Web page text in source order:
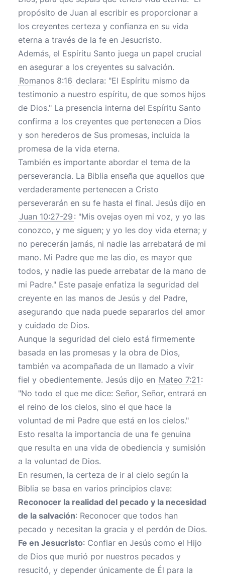
propósito de Juan al escribir es proporcionar a
los creyentes certeza y confianza en su vida
eterna a través de la fe en Jesucristo.
Además, el Espíritu Santo juega un papel crucial
en asegurar a los creyentes su salvación.
Romanos 8:16 declara: "El Espíritu mismo da
testimonio a nuestro espíritu, de que somos hijos
de Dios." La presencia interna del Espíritu Santo
confirma a los creyentes que pertenecen a Dios
y son herederos de Sus promesas, incluida la
promesa de la vida eterna.
También es importante abordar el tema de la
perseverancia. La Biblia enseña que aquellos que
verdaderamente pertenecen a Cristo
perseverarán en su fe hasta el final. Jesús dijo en
Juan 10:27-29 : "Mis ovejas oyen mi voz, y yo las
conozco, y me siguen; y yo les doy vida eterna; y
no perecerán jamás, ni nadie las arrebatará de mi
mano. Mi Padre que me las dio, es mayor que
todos, y nadie las puede arrebatar de la mano de
mi Padre." Este pasaje enfatiza la seguridad del
creyente en las manos de Jesús y del Padre,
asegurando que nada puede separarlos del amor
y cuidado de Dios.
Aunque la seguridad del cielo está firmemente
basada en las promesas y la obra de Dios,
también va acompañada de un llamado a vivir
fiel y obedientemente. Jesús dijo en Mateo 7:21 :
"No todo el que me dice: Señor, Señor, entrará en
el reino de los cielos, sino el que hace la
voluntad de mi Padre que está en los cielos."
Esto resalta la importancia de una fe genuina
que resulta en una vida de obediencia y sumisión
a la voluntad de Dios.
En resumen, la certeza de ir al cielo según la
Biblia se basa en varios principios clave:
Reconocer la realidad del pecado y la necesidad
de la salvación: Reconocer que todos han
pecado y necesitan la gracia y el perdón de Dios.
Fe en Jesucristo: Confiar en Jesús como el Hijo
de Dios que murió por nuestros pecados y
resucitó, y depender únicamente de Él para la